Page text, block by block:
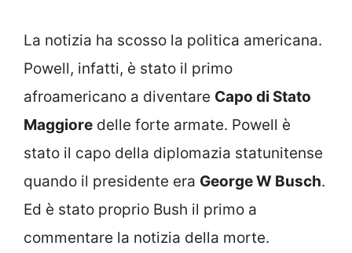
La notizia ha scosso la politica americana.
Powell, infatti, è stato il primo
afroamericano a diventare Capo di Stato
Maggiore delle forte armate. Powell è
stato il capo della diplomazia statunitense
quando il presidente era George W Busch.
Ed è stato proprio Bush il primo a
commentare la notizia della morte.